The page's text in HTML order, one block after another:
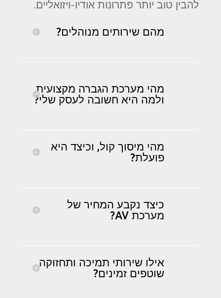
להבין טוב יותר פתרונות אודיו-ויזואליים.
מהם שירותים מנוהלים?
מהי מערכת הגברה מקצועית,
ולמה היא חשובה לעסק שלי?
מהי מיסוך קול, וכיצד היא
פועלת?
כיצד נקבע המחיר של
מערכת AV?
אילו שירותי תמיכה ותחזוקה
שוטפים זמינים?